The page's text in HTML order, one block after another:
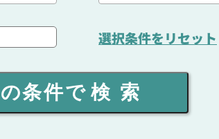
選択条件をリセット
条件で 検索